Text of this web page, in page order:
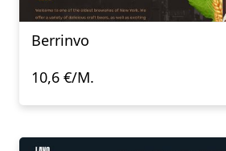
Berrinvo
10,6 €/M.